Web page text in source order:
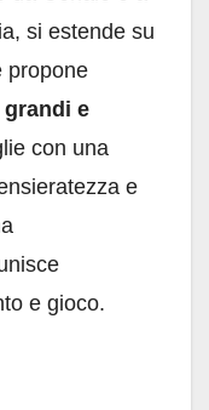
si estende su
propone
e
con una
e
e gioco.